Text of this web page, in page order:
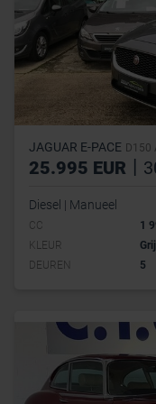
JAGUAR E-PACE D150
25.995 EUR |
Diesel | Manueel
CC
1
KLEUR
DEUREN
5